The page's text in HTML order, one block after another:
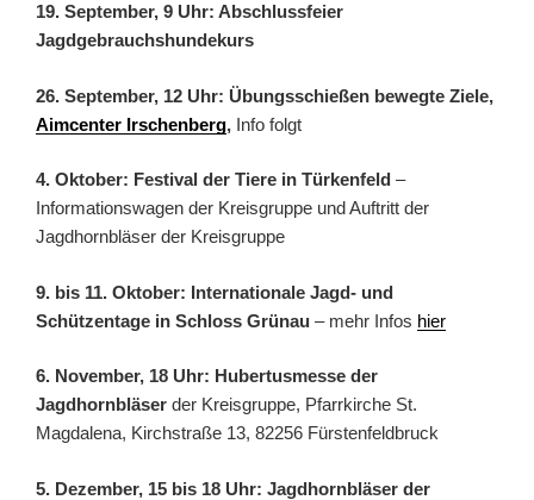
19. September, 9 Uhr: Abschlussfeier
Jagdgebrauchshundekurs
26. September, 12 Uhr: Übungsschießen bewegte Ziele,
Aimcenter Irschenberg, Info folgt
4. Oktober: Festival der Tiere in Türkenfeld –
Informationswagen der Kreisgruppe und Auftritt der
Jagdhornbläser der Kreisgruppe
9. bis 11. Oktober: Internationale Jagd- und
Schützentage in Schloss Grünau – mehr Infos hier
6. November, 18 Uhr: Hubertusmesse der
Jagdhornbläser der Kreisgruppe, Pfarrkirche St.
Magdalena, Kirchstraße 13, 82256 Fürstenfeldbruck
5. Dezember, 15 bis 18 Uhr: Jagdhornbläser der